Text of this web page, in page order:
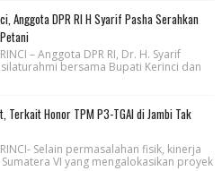
Anggota DPR RI H Syarif Pasha Serahkan
– Anggota DPR RI, Dr. H. Syarif
bersama Bupati Kerinci dan
Terkait Honor TPM P3-TGAI di Jambi Tak
Selain permasalahan fisik, kinerja
VI yang mengalokasikan proyek